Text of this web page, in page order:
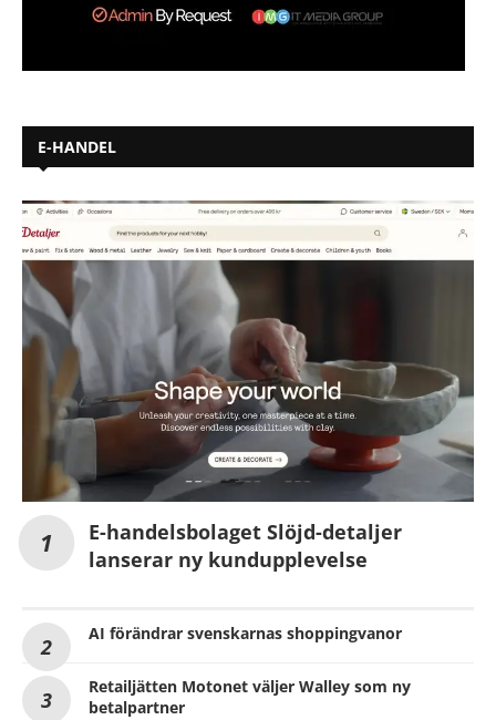
E-HANDEL
E-handelsbolaget Slöjd-detaljer
lanserar ny kundupplevelse
AI förändrar svenskarnas shoppingvanor
Retailjätten Motonet väljer Walley som ny
betalpartner